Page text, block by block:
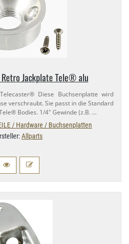
Retro Jackplate Tele® alu
Diese Buchsenplatte wird
verschraubt. Sie passt in die Standard
Bodies. 1/​4" Gewinde (z.​B. …
/ Hardware / Buchsenplatten
Allparts